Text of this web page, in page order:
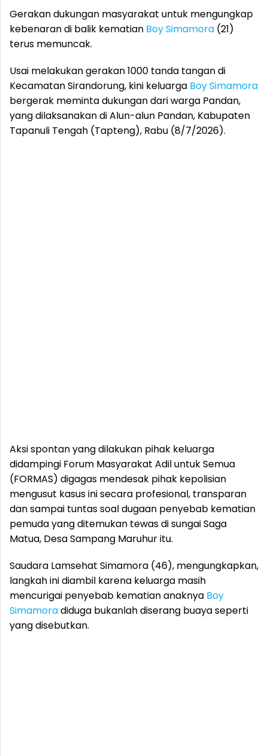
Gerakan dukungan masyarakat untuk mengungkap
kebenaran di balik kematian Boy Simamora (21)
terus memuncak.
Usai melakukan gerakan 1000 tanda tangan di
Kecamatan Sirandorung, kini keluarga Boy Simamora
bergerak meminta dukungan dari warga Pandan,
yang dilaksanakan di Alun-alun Pandan, Kabupaten
Tapanuli Tengah (Tapteng), Rabu (8/7/2026).
Aksi spontan yang dilakukan pihak keluarga
didampingi Forum Masyarakat Adil untuk Semua
(FORMAS) digagas mendesak pihak kepolisian
mengusut kasus ini secara profesional, transparan
dan sampai tuntas soal dugaan penyebab kematian
pemuda yang ditemukan tewas di sungai Saga
Matua, Desa Sampang Maruhur itu.
Saudara Lamsehat Simamora (46), mengungkapkan,
langkah ini diambil karena keluarga masih
mencurigai penyebab kematian anaknya Boy
Simamoradiduga bukanlah diserang buaya seperti
yang disebutkan.